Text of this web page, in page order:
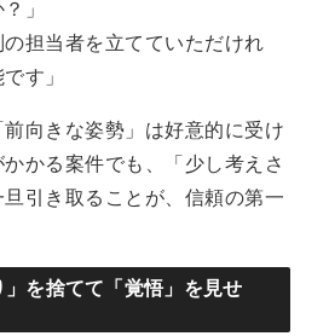
」
の担当者を立てていただけれ
す」
向きな姿勢」は好意的に受け
かる案件でも、「少し考えさ
引き取ることが、信頼の第一
を捨てて「覚悟」を見せ